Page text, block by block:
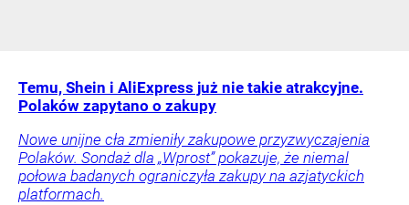
Temu, Shein i AliExpress już nie takie atrakcyjne.
Polaków zapytano o zakupy
Nowe unijne cła zmieniły zakupowe przyzwyczajenia
Polaków. Sondaż dla „Wprost” pokazuje, że niemal
połowa badanych ograniczyła zakupy na azjatyckich
platformach.